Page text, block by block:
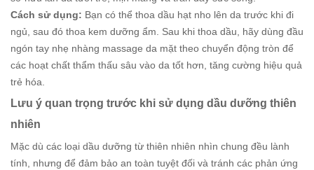
Cách sử dụng: Bạn có thể thoa dầu hạt nho lên da trước khi đi
ngủ, sau đó thoa kem dưỡng ẩm. Sau khi thoa dầu, hãy dùng đầu
ngón tay nhẹ nhàng massage da mặt theo chuyển động tròn để
các hoạt chất thẩm thấu sâu vào da tốt hơn, tăng cường hiệu quả
trẻ hóa.
Lưu ý quan trọng trước khi sử dụng dầu dưỡng thiên
nhiên
Mặc dù các loại dầu dưỡng từ thiên nhiên nhìn chung đều lành
tính, nhưng để đảm bảo an toàn tuyệt đối và tránh các phản ứng